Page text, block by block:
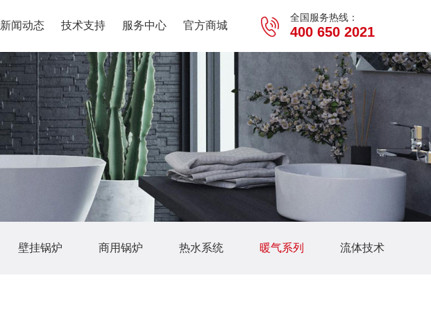
新闻动态 技术支持 服务中心 官方商城
全国服务热线：
400 650 2021
壁挂锅炉 商用锅炉 热水系统 暖气系列 流体技术